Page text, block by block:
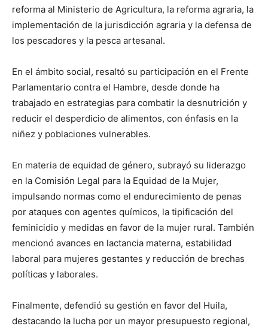
reforma al Ministerio de Agricultura, la reforma agraria, la
implementación de la jurisdicción agraria y la defensa de
los pescadores y la pesca artesanal.
En el ámbito social, resaltó su participación en el Frente
Parlamentario contra el Hambre, desde donde ha
trabajado en estrategias para combatir la desnutrición y
reducir el desperdicio de alimentos, con énfasis en la
niñez y poblaciones vulnerables.
En materia de equidad de género, subrayó su liderazgo
en la Comisión Legal para la Equidad de la Mujer,
impulsando normas como el endurecimiento de penas
por ataques con agentes químicos, la tipificación del
feminicidio y medidas en favor de la mujer rural. También
mencionó avances en lactancia materna, estabilidad
laboral para mujeres gestantes y reducción de brechas
políticas y laborales.
Finalmente, defendió su gestión en favor del Huila,
destacando la lucha por un mayor presupuesto regional,